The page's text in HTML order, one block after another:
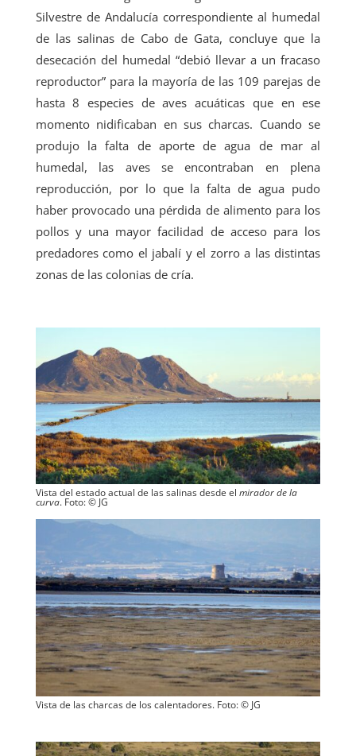
Silvestre de Andalucía correspondiente al humedal
de las salinas de Cabo de Gata, concluye que la
desecación del humedal “debió llevar a un fracaso
reproductor” para la mayoría de las 109 parejas de
hasta 8 especies de aves acuáticas que en ese
momento nidificaban en sus charcas. Cuando se
produjo la falta de aporte de agua de mar al
humedal, las aves se encontraban en plena
reproducción, por lo que la falta de agua pudo
haber provocado una pérdida de alimento para los
pollos y una mayor facilidad de acceso para los
predadores como el jabalí y el zorro a las distintas
zonas de las colonias de cría.
Vista del estado actual de las salinas desde el mirador de la
curva. Foto: © JG
Vista de las charcas de los calentadores. Foto: © JG